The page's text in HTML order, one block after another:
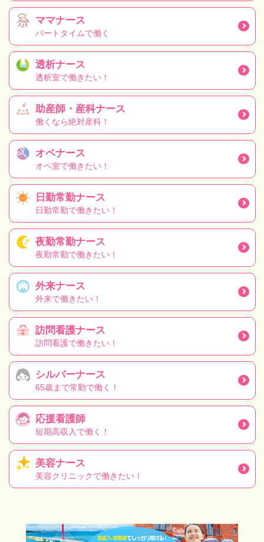
ママナース
パートタイムで働く
透析ナース
透析室で働きたい！
助産師・産科ナース
働くなら絶対産科！
オペナース
オペ室で働きたい！
日勤常勤ナース
日勤常勤で働きたい！
夜勤常勤ナース
夜勤常勤で働きたい！
外来ナース
外来で働きたい！
訪問看護ナース
訪問看護で働きたい！
シルバーナース
65歳まで常勤で働く！
応援看護師
短期高収入で働く！
美容ナース
美容クリニックで働きたい！